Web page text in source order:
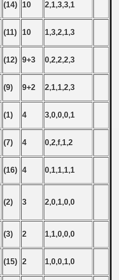
(14) 10 2,1,3,3,1
(11) 10 1,3,2,1,3
(12) 9+3 0,2,2,2,3
(9) 9+2 2,1,1,2,3
(1) 4 3,0,0,0,1
(7) 4 0,2,f,1,2
(16) 4 0,1,1,1,1
(2) 3 2,0,1,0,0
(3) 2 1,1,0,0,0
(15) 2 1,0,0,1,0